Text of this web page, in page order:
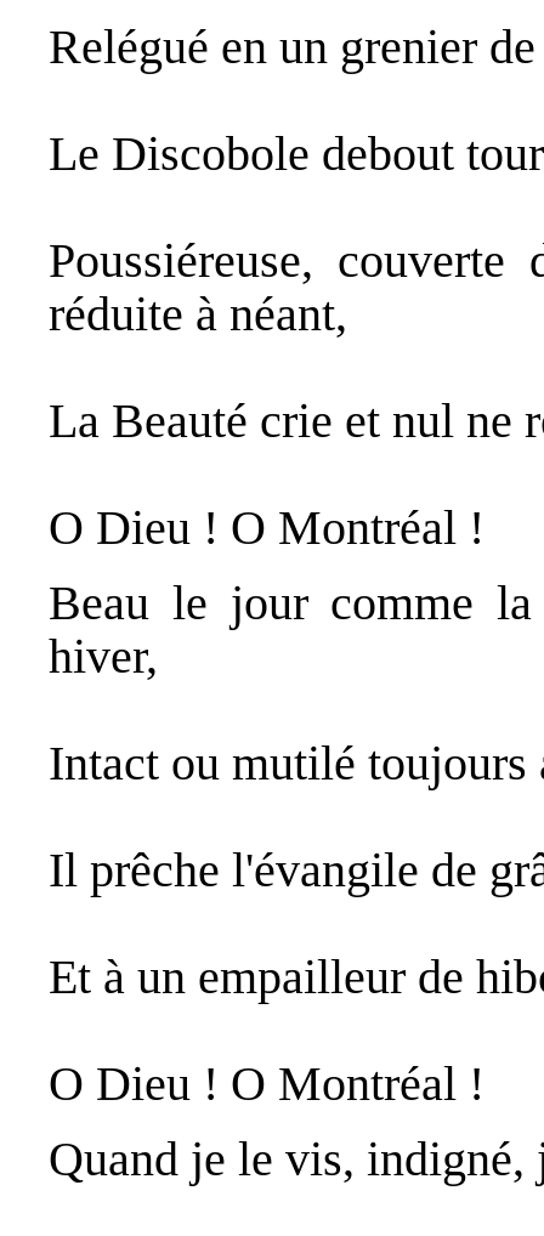
Relégué en un grenier
Le Discobole debout
Poussiéreuse,
réduite à néant,
La Beauté crie et nul ne
O Dieu ! O Montréal !
Beau le jour comme
hiver,
Intact ou mutilé toujours
Il prêche l'évangile de
Et à un empailleur de
O Dieu ! O Montréal !
Quand je le vis,